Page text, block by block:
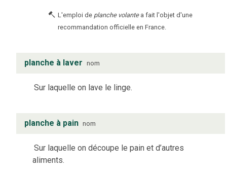
L'emploi de planche volante a fait l'objet d'une
recommandation officielle en France.
planche à laver nom
Sur laquelle on lave le linge.
planche à pain nom
Sur laquelle on découpe le pain et d’autres
aliments.